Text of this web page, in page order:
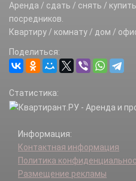
Аренда / сдать / снять /
посредников.
Квартиру / комнату / дом /
Поделиться:
Статистика:
Информация:
Контактная информация
Политика
Размещение рекламы